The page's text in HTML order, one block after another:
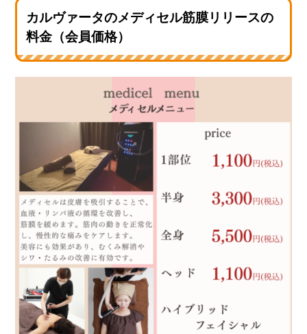
カルヴァータのメディセル筋膜リリースの
料金（会員価格）